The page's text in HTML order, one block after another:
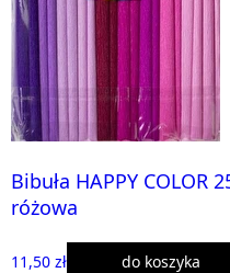
Bibuła HAPPY COLOR
różowa
11,50 zł do koszyka